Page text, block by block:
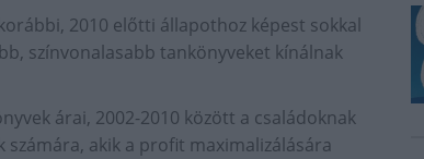
2010 előtti állapothoz képest sokkal
színvonalasabb tankönyveket kínálnak
árai, 2002-2010 között a családoknak
akik a profit maximalizálására